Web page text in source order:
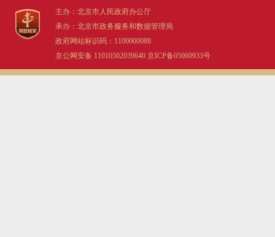
主办：北京市人民政府办公厅
承办：北京市政务服务和数据管理局
政府网站标识码：1100000088
京公网安备 11010502039640 京ICP备05060933号